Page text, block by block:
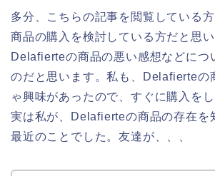
多分、こちらの記事を閲覧している
商品の購入を検討している方だと思い
Delafierteの商品の悪い感想などにつ
のだと思います。私も、Delafierteの
ゃ興味があったので、すぐに購入をし
実は私が、Delafierteの商品の存在を
最近のことでした。友達が、、、